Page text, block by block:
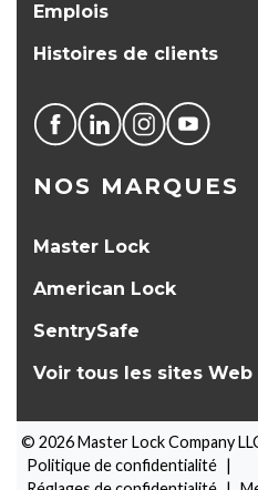
Emplois
Histoires de clients
NOS MARQUES
Master Lock
American Lock
SentrySafe
Voir tous les sites Web
© 2026Master Lock Company
Politique de confidentialité |